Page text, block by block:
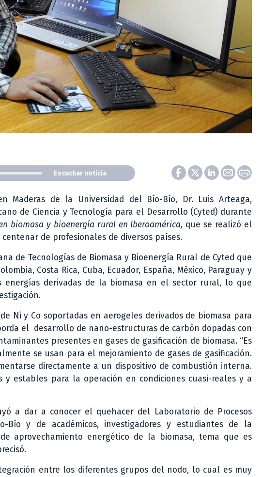
Escuchar noticia
Maderas de la Universidad del Bío-Bío, Dr. Luis Arteaga,
de Ciencia y Tecnología para el Desarrollo (Cyted) durante
biomasa y bioenergía rural en Iberoamérica, que se realizó el
de profesionales de diversos países.
de Tecnologías de Biomasa y Bioenergía Rural de Cyted que
Costa Rica, Cuba, Ecuador, España, México, Paraguay y
energías derivadas de la biomasa en el sector rural, lo que
Ni y Co soportadas en aerogeles derivados de biomasa para
el desarrollo de nano-estructuras de carbón dopadas con
presentes en gases de gasificación de biomasa. “Es
se usan para el mejoramiento de gases de gasificación.
directamente a un dispositivo de combustión interna.
y estables para la operación en condiciones cuasi-reales y a
a dar a conocer el quehacer del Laboratorio de Procesos
Bío y de académicos, investigadores y estudiantes de la
aprovechamiento energético de la biomasa, tema que es
entre los diferentes grupos del nodo, lo cual es muy